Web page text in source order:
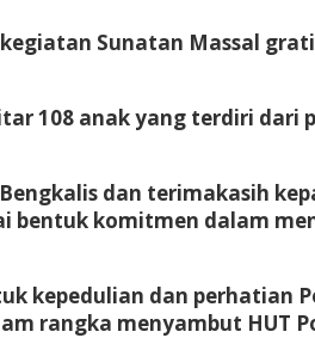
Sunatan Massal
108 anak yang terdiri dari
dan terimakasih
komitmen dalam
kepedulian dan perhatian
rangka menyambut HUT